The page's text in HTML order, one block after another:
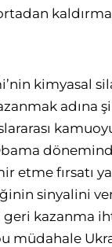
kimyasal
adına
fırsatı
sinyalini
kazanma